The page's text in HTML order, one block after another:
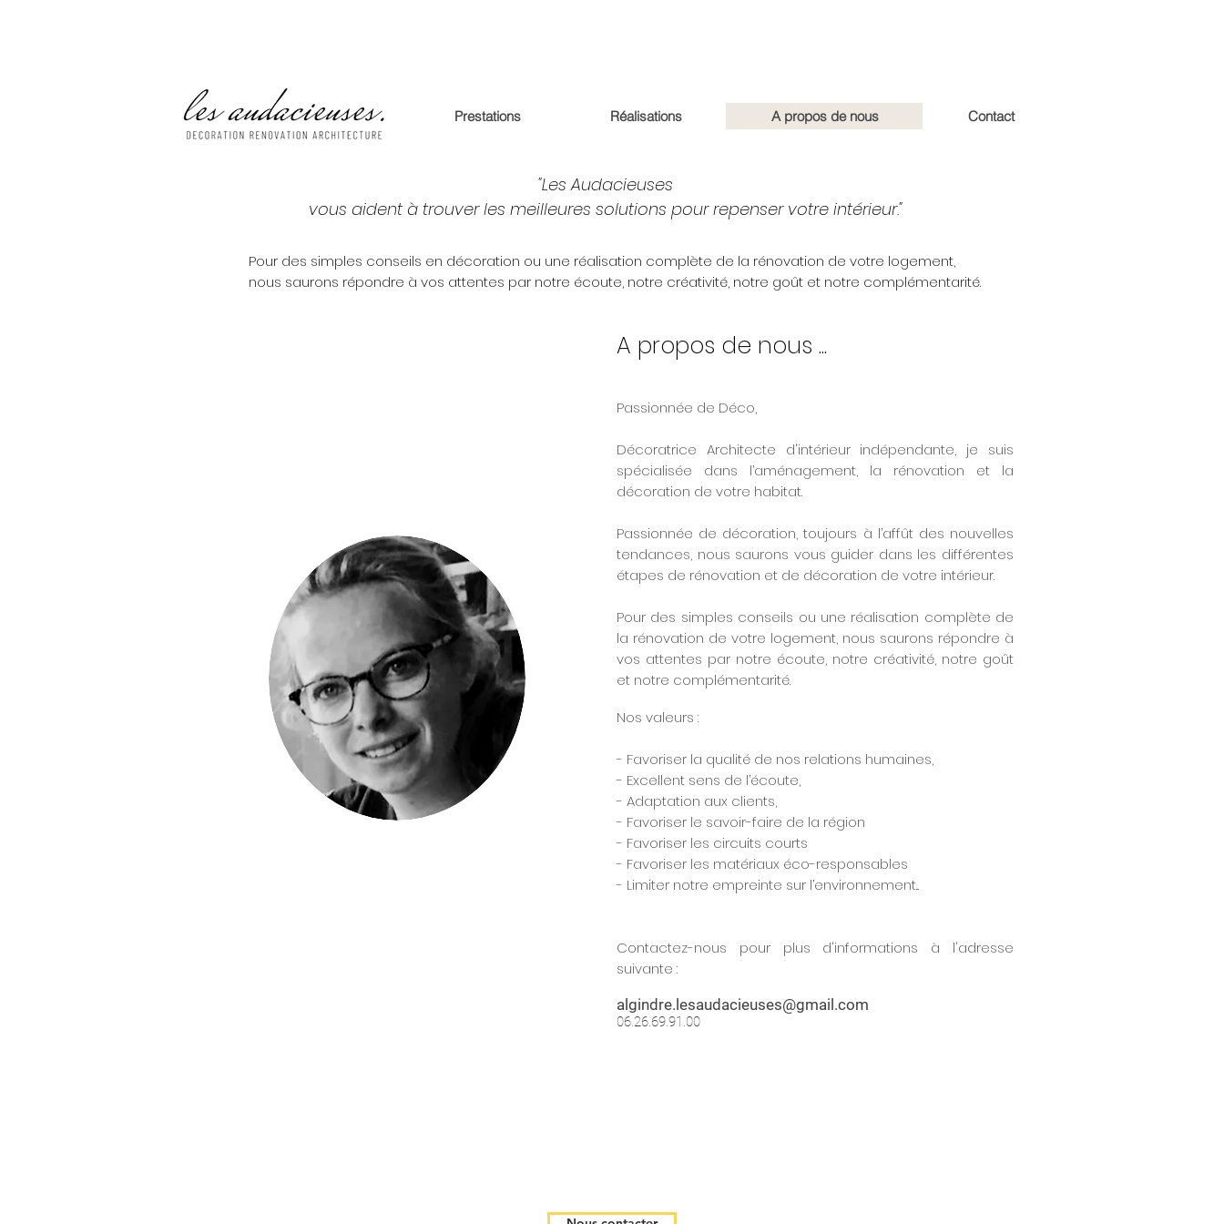
Prestations Réalisations A propos de nous Contact
"Les Audacieuses
vous aident à trouver les meilleures solutions pour repenser votre intérieur."
Pour des simples conseils en décoration ou une réalisation complète de la rénovation de votre logement,
nous saurons répondre à vos attentes par notre écoute, notre créativité, notre goût et notre complémentarité.
A propos de nous ...
Passionnée de Déco,
Décoratrice Architecte d'intérieur indépendante, je suis
spécialisée dans l’aménagement, la rénovation et la
décoration de votre habitat.
Passionnée de décoration, toujours à l’affût des nouvelles
tendances, nous saurons vous guider dans les différentes
étapes de rénovation et de décoration de votre intérieur.
Pour des simples conseils ou une réalisation complète de
la rénovation de votre logement, nous saurons répondre à
vos attentes par notre écoute, notre créativité, notre goût
et notre complémentarité.
Nos valeurs :
- Favoriser la qualité de nos relations humaines,
- Excellent sens de l’écoute,
- Adaptation aux clients,
- Favoriser le savoir-faire de la région
- Favoriser les circuits courts
- Favoriser les matériaux éco-responsables
- Limiter notre empreinte sur l’environnement...
Contactez-nous pour plus d'informations à l'adresse
suivante :
algindre.lesaudacieuses@gmail.com
06.26.69.91.00